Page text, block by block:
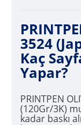
3524
Kaç
Yapar?
PRINTPEN
(120Gr/3K)
kadar baskı